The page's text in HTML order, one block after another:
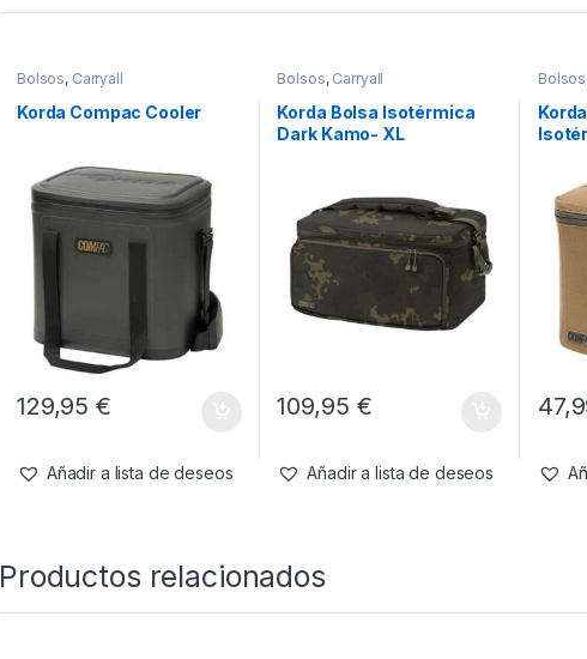
Bolsos, Carryall
Korda Compac Cooler
129,95€
Añadir a lista de deseos
Bolsos, Carryall
Korda Bolsa Isotérmica
Dark Kamo- XL
109,95 €
Añadir a lista de deseos
Bolsos
Productos relacionados